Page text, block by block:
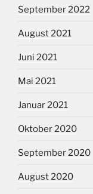
September 2022
August 2021
Juni 2021
Mai 2021
Januar 2021
Oktober 2020
September 2020
August 2020